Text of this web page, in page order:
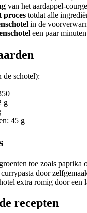
van het aardappel-
proces totdat alle
in de
een paar
de schotel):
g
45 g
toe zoals paprika
door
extra romig door een
recepten